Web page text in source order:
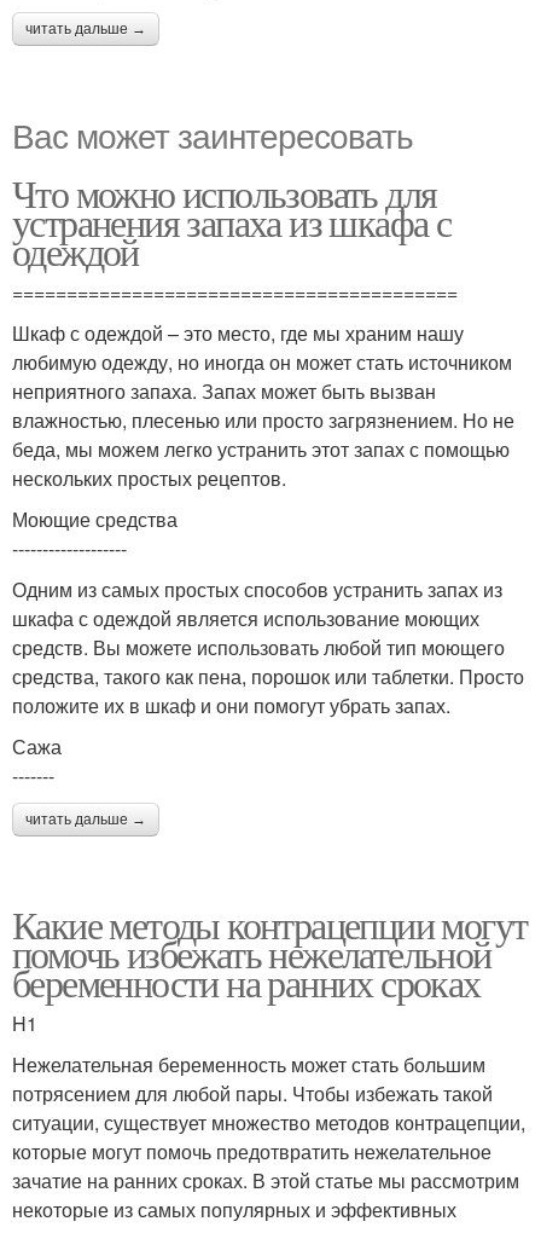
читать дальше →
Вас может заинтересовать
Что можно использовать для
устранения запаха из шкафа с
одеждой
=========================================
Шкаф с одеждой – это место, где мы храним нашу
любимую одежду, но иногда он может стать источником
неприятного запаха. Запах может быть вызван
влажностью, плесенью или просто загрязнением. Но не
беда, мы можем легко устранить этот запах с помощью
нескольких простых рецептов.
Моющие средства
-------------------
Одним из самых простых способов устранить запах из
шкафа с одеждой является использование моющих
средств. Вы можете использовать любой тип моющего
средства, такого как пена, порошок или таблетки. Просто
положите их в шкаф и они помогут убрать запах.
Сажа
-------
читать дальше →
Какие методы контрацепции могут
помочь избежать нежелательной
беременности на ранних сроках
H1
Нежелательная беременность может стать большим
потрясением для любой пары. Чтобы избежать такой
ситуации, существует множество методов контрацепции,
которые могут помочь предотвратить нежелательное
зачатие на ранних сроках. В этой статье мы рассмотрим
некоторые из самых популярных и эффективных